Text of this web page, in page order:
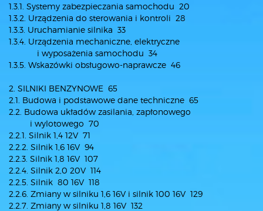
1.3.1. Systemy zabezpieczania samochodu 20
1.3.2. Urządzenia do sterowania i kontroli 28
1.3.3. Uruchamianie silnika 33
1.3.4. Urządzenia mechaniczne, elektryczne
i wyposażenia samochodu 34
1.3.5. Wskazówki obsługowo-naprawcze 46
2. SILNIKI BENZYNOWE 65
2.1. Budowa i podstawowe dane techniczne 65
2.2. Budowa układów zasilania, zapłonowego
i wylotowego 70
2.2.1. Silnik 1,4 12V 71
2.2.2. Silnik 1,6 16V 94
2.2.3. Silnik 1,8 16V 107
2.2.4. Silnik 2,0 20V 114
2.2.5. Silnik 80 16V 118
2.2.6. Zmiany w silniku 1,6 16V i silnik 100 16V 129
2.2.7. Zmiany w silniku 1,8 16V 132